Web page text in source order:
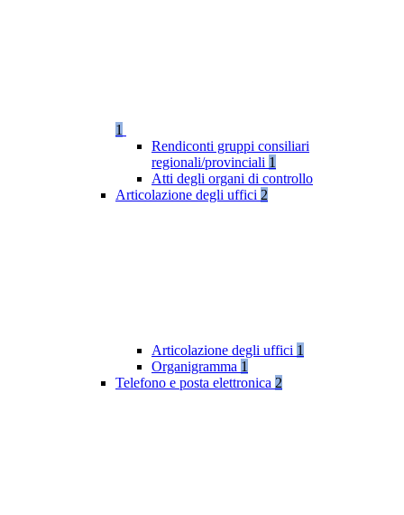
1
Rendiconti gruppi consiliari
regionali/provinciali 1
Atti degli organi di controllo
Articolazione degli uffici 2
Articolazione degli uffici 1
Organigramma 1
Telefono e posta elettronica 2